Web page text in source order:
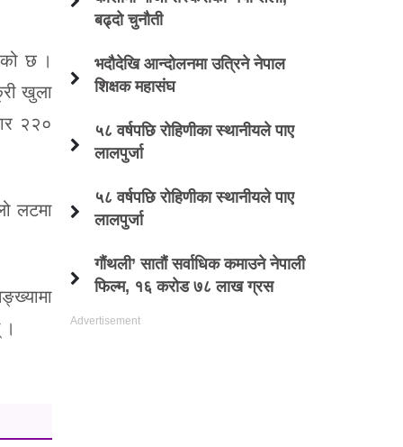
छ ।
खुला
२२०
लटमा
बढ्दो चुनौती
भदौदेखि आन्दोलनमा उत्रिने नेपाल
शिक्षक महासंघ
५८ वर्षपछि रोहिणीका स्थानीयले पाए
लालपुर्जा
५८ वर्षपछि रोहिणीका स्थानीयले पाए
लालपुर्जा
गौंथली’ सातौं सर्वाधिक कमाउने नेपाली
फिल्म, १६ करोड ७८ लाख ग्रस